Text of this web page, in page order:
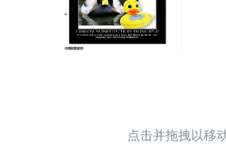
点击并拖拽以移